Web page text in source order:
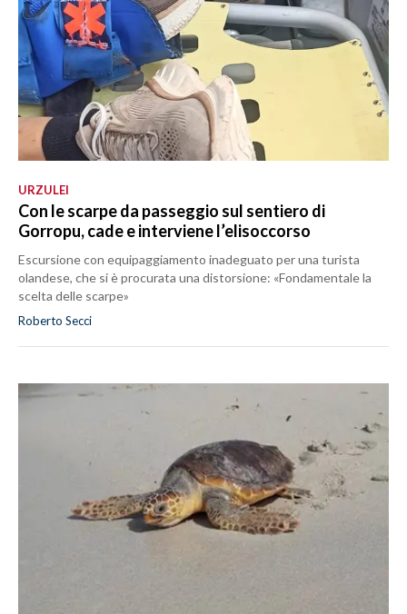
URZULEI
Con le scarpe da passeggio sul sentiero di
Gorropu, cade e interviene l’elisoccorso
Escursione con equipaggiamento inadeguato per una turista
olandese, che si è procurata una distorsione: «Fondamentale la
scelta delle scarpe»
Roberto Secci